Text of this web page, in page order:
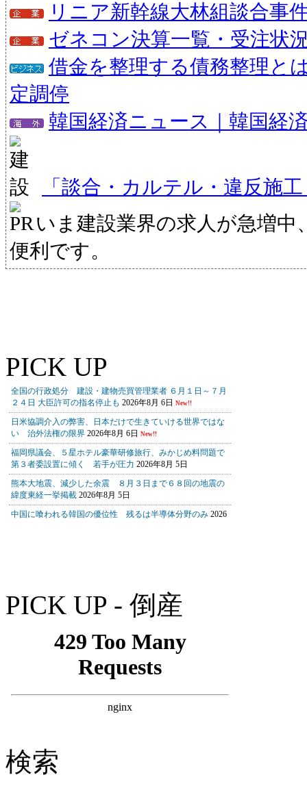
リニア新幹線大林組談合事
ゼネコン決算一覧・受注状
借金を整理する債務整理と
定調停
韓国経済ニュース｜韓国経
「談合・カルテル・違反施
いま建設業界の求人が急増中
便利です。
PICK UP
PICK UP - 倒産
検索